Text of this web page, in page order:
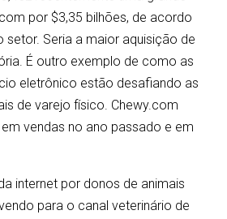
por $3,35 bilhões, de acordo
setor. Seria a maior aquisição de
É outro exemplo de como as
eletrônico estão desafiando as
de varejo físico. Chewy.com
vendas no ano passado e em
internet por donos de animais
para o canal veterinário de